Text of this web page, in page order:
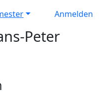
Anmelden
Peter